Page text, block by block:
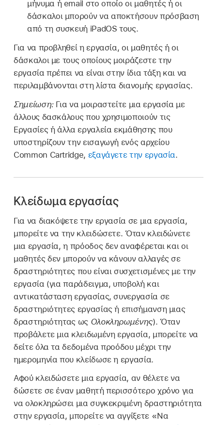
μήνυμα ή email στο οποίο οι μαθητές ή οι
δάσκαλοι μπορούν να αποκτήσουν πρόσβαση
από τη συσκευή iPadOS τους.
Για να προβληθεί η εργασία, οι μαθητές ή οι
δάσκαλοι με τους οποίους μοιράζεστε την
εργασία πρέπει να είναι στην ίδια τάξη και να
περιλαμβάνονται στη λίστα διανομής εργασίας.
Σημείωση: Για να μοιραστείτε μια εργασία με
άλλους δασκάλους που χρησιμοποιούν τις
Εργασίες ή άλλα εργαλεία εκμάθησης που
υποστηρίζουν την εισαγωγή ενός αρχείου
Common Cartridge, εξαγάγετε την εργασία.
Κλείδωμα εργασίας
Για να διακόψετε την εργασία σε μια εργασία,
μπορείτε να την κλειδώσετε. Όταν κλειδώνετε
μια εργασία, η πρόοδος δεν αναφέρεται και οι
μαθητές δεν μπορούν να κάνουν αλλαγές σε
δραστηριότητες που είναι συσχετισμένες με την
εργασία (για παράδειγμα, υποβολή και
αντικατάσταση εργασίας, συνεργασία σε
δραστηριότητες εργασίας ή επισήμανση μιας
δραστηριότητας ως Ολοκληρωμένης). Όταν
προβάλετε μια κλειδωμένη εργασία, μπορείτε να
δείτε όλα τα δεδομένα προόδου μέχρι την
ημερομηνία που κλείδωσε η εργασία.
Αφού κλειδώσετε μια εργασία, αν θέλετε να
δώσετε σε έναν μαθητή περισσότερο χρόνο για
να ολοκληρώσει μια συγκεκριμένη δραστηριότητα
στην εργασία, μπορείτε να αγγίξετε «Να